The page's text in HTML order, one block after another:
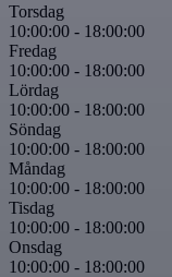
Torsdag
10:00:00 - 18:00:00
Fredag
10:00:00 - 18:00:00
Lördag
10:00:00 - 18:00:00
Söndag
10:00:00 - 18:00:00
Måndag
10:00:00 - 18:00:00
Tisdag
10:00:00 - 18:00:00
Onsdag
10:00:00 - 18:00:00